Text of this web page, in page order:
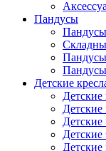
Пандусы
Пандусы
Детские
Детские
Детские
Детские
Детские
Детские